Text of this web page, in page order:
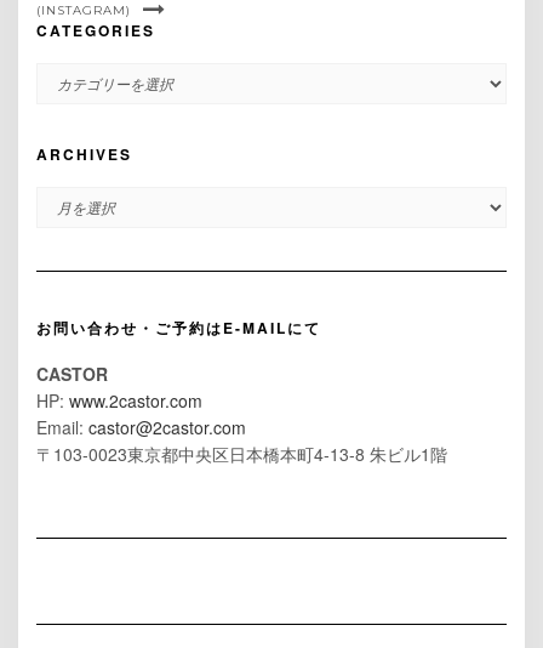
(INSTAGRAM)
CATEGORIES
CATEGORIES
ARCHIVES
ARCHIVES
お問い合わせ・ご予約はE-MAILにて
CASTOR
HP: www.2castor.com
Email: castor@2castor.com
〒103-0023東京都中央区日本橋本町4-13-8 朱ビル1階